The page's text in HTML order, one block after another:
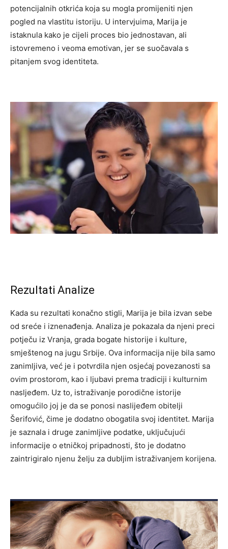
potencijalnih otkrića koja su mogla promijeniti njen
pogled na vlastitu istoriju. U intervjuima, Marija je
istaknula kako je cijeli proces bio jednostavan, ali
istovremeno i veoma emotivan, jer se suočavala s
pitanjem svog identiteta.
Rezultati Analize
Kada su rezultati konačno stigli, Marija je bila izvan sebe
od sreće i iznenađenja. Analiza je pokazala da njeni preci
potječu iz Vranja, grada bogate historije i kulture,
smještenog na jugu Srbije. Ova informacija nije bila samo
zanimljiva, već je i potvrdila njen osjećaj povezanosti sa
ovim prostorom, kao i ljubavi prema tradiciji i kulturnim
nasljeđem. Uz to, istraživanje porodične istorije
omogućilo joj je da se ponosi naslijeđem obitelji
Šerifović, čime je dodatno obogatila svoj identitet. Marija
je saznala i druge zanimljive podatke, uključujući
informacije o etničkoj pripadnosti, što je dodatno
zaintrigiralo njenu želju za dubljim istraživanjem korijena.